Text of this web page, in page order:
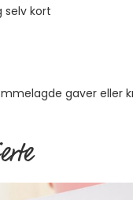
selv kort
gaver eller